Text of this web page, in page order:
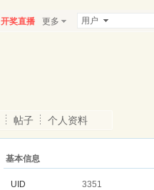
开奖直播 更多 用户
帖子 个人资料
基本信息
UID
3351